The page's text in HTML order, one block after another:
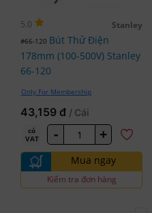
5.0 Stanley
#66-120 Bút Thử Điện
178mm (100-500V) Stanley
66-120
Only For Membership
43,159 đ / Cái
có
VAT
- +
Mua ngay
Kiểm tra đơn hàng